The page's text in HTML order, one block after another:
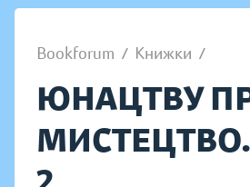
Bookforum / Книжки /
ЮНАЦТВУ
МИСТЕЦТВО.